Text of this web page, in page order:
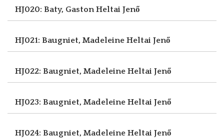
HJ020: Baty, GastonHeltai Jenő
HJ021: Baugniet, Madeleine Heltai Jenő
HJ022: Baugniet, Madeleine Heltai Jenő
HJ023: Baugniet, Madeleine Heltai Jenő
HJ024: Baugniet, Madeleine Heltai Jenő